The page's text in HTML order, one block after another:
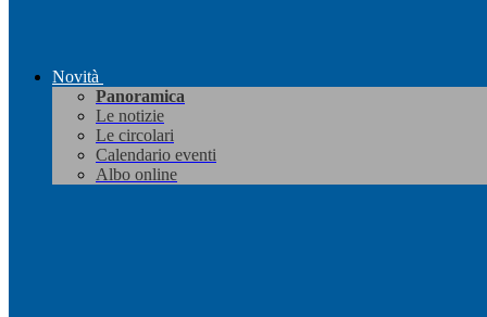
Novità
Panoramica
Le notizie
Le circolari
Calendario eventi
Albo online